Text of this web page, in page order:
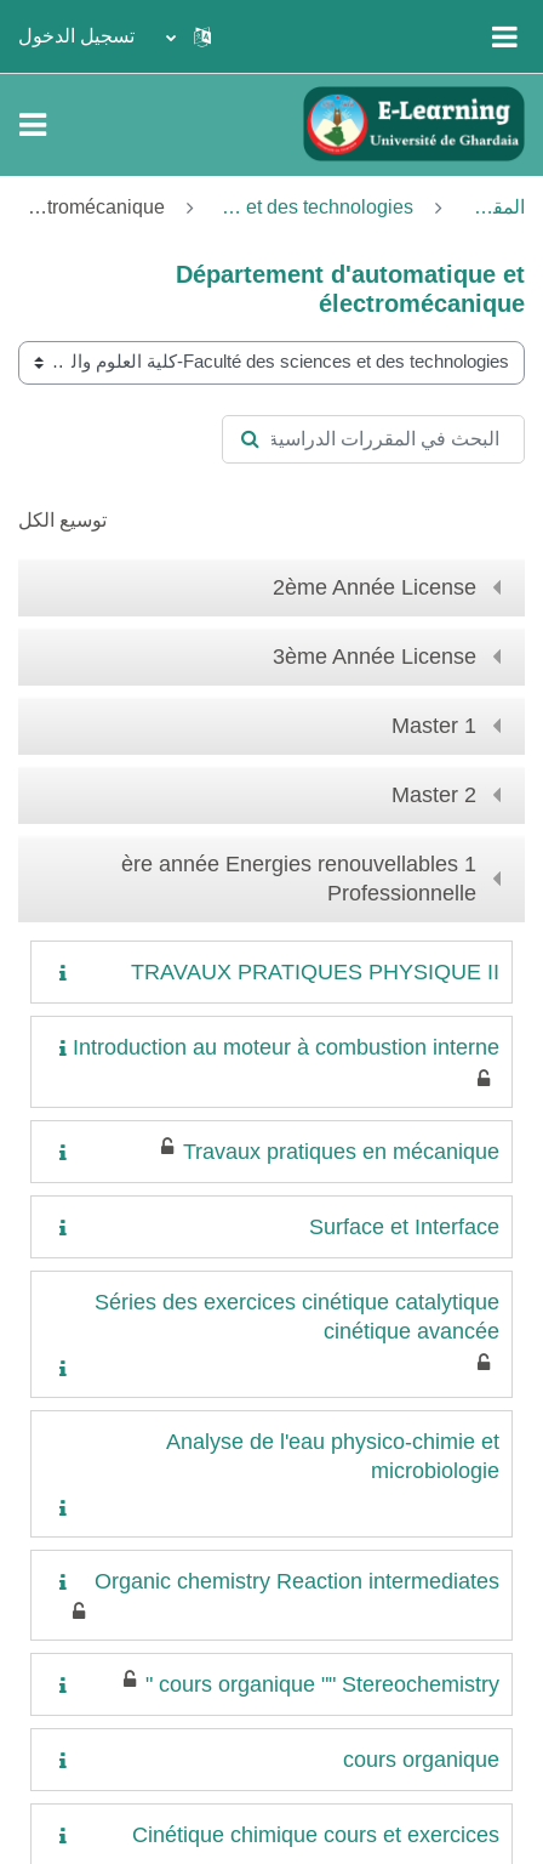
تسجيل الدخول
المقررات الدراسية Faculté des sciences et des technologies-كلية العلوم والتكنولوجيا Département d'automatique et électromécanique
Département d'automatique et
électromécanique
تصنيفات المقررات
البحث في المقررات الدراسية
البحث في المقررات الدراسية
توسيع الكل
2ème Année License
3ème Année License
Master 1
Master 2
1 ère année Energies renouvellables
Professionnelle
TRAVAUX PRATIQUES PHYSIQUE II
Introduction au moteur à combustion interne
Travaux pratiques en mécanique
Surface et Interface
Séries des exercices cinétique catalytique
cinétique avancée
Analyse de l'eau physico-chimie et
microbiologie
Organic chemistry Reaction intermediates
cours organique "" Stereochemistry "
cours organique
Cinétique chimique cours et exercices